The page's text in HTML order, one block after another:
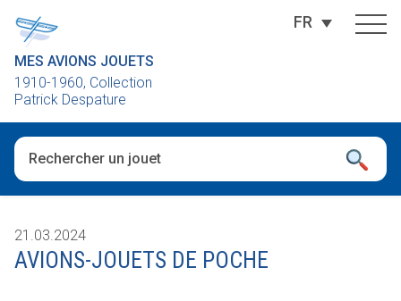
MES AVIONS JOUETS
1910-1960, Collection
Patrick Despature
FR
21.03.2024
AVIONS-JOUETS DE POCHE